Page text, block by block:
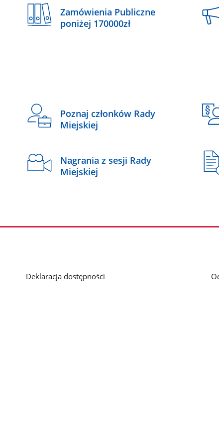
Zamówienia Publiczne
poniżej 170000zł
Poznaj członków Rady
Miejskiej
Nagrania z sesji Rady
Miejskiej
Deklaracja dostępności